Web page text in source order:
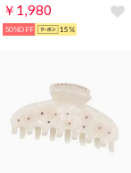
￥1,980
50%OFF 15%